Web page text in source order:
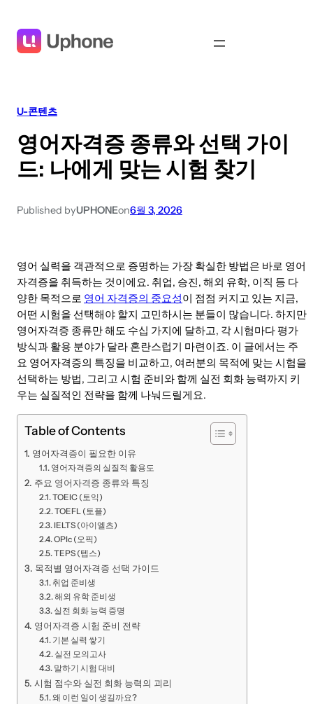
U-콘텐츠
영어자격증 종류와 선택 가이
드: 나에게 맞는 시험 찾기
Published byUPHONEon6월 3, 2026
영어 실력을 객관적으로 증명하는 가장 확실한 방법은 바로 영어
자격증을 취득하는 것이에요. 취업, 승진, 해외 유학, 이직 등 다
양한 목적으로 영어 자격증의 중요성이 점점 커지고 있는 지금,
어떤 시험을 선택해야 할지 고민하시는 분들이 많습니다. 하지만
영어자격증 종류만 해도 수십 가지에 달하고, 각 시험마다 평가
방식과 활용 분야가 달라 혼란스럽기 마련이죠. 이 글에서는 주
요 영어자격증의 특징을 비교하고, 여러분의 목적에 맞는 시험을
선택하는 방법, 그리고 시험 준비와 함께 실전 회화 능력까지 키
우는 실질적인 전략을 함께 나눠드릴게요.
Table of Contents
영어자격증이 필요한 이유
영어자격증의 실질적 활용도
주요 영어자격증 종류와 특징
TOEIC (토익)
TOEFL (토플)
IELTS (아이엘츠)
OPIc (오픽)
TEPS (텝스)
목적별 영어자격증 선택 가이드
취업 준비생
해외 유학 준비생
실전 회화 능력 증명
영어자격증 시험 준비 전략
기본 실력 쌓기
실전 모의고사
말하기 시험 대비
시험 점수와 실전 회화 능력의 괴리
왜 이런 일이 생길까요?